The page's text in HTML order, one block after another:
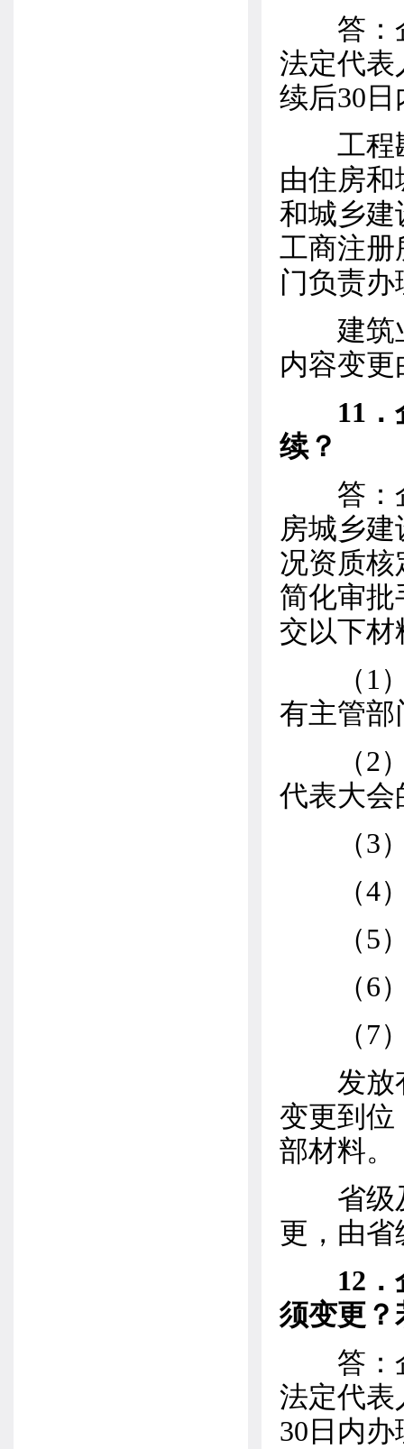
答：企
法定代表
续后30
工程勘
由住房
和城乡建
工商注册
门负责办
建筑业
内容变
11
续？
答：企
房城乡
况资质核
简化审批
交以下材
（1）
有主管部
（2）
代表大会
（3）
（4）
（5）
（6）
（7）
发放有
变更到位
部材料。
省级及
更，由
12
须变更？
答：企
法定代表
30日内